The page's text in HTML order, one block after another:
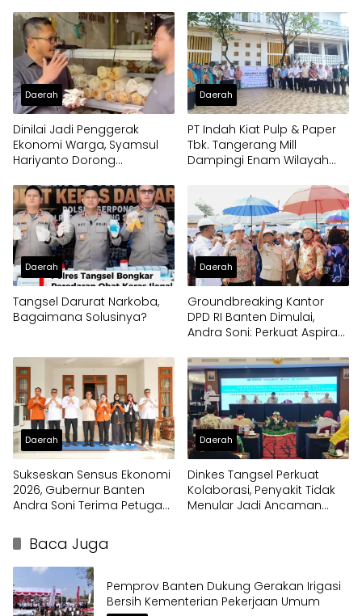
Daerah
Dinilai Jadi Penggerak
Ekonomi Warga, Syamsul
Hariyanto Dorong
Jamur Crispy di Serpong
Daerah
PT Indah Kiat Pulp & Paper
Tbk. Tangerang Mill
Dampingi Enam Wilayah
Daerah
Tangsel Darurat Narkoba,
Bagaimana Solusinya?
Daerah
Groundbreaking Kantor
DPD RI Banten Dimulai,
Andra Soni: Perkuat Aspirasi
Daerah
Sukseskan Sensus Ekonomi
2026, Gubernur Banten
Andra Soni Terima Petugas
Daerah
Dinkes Tangsel Perkuat
Kolaborasi, Penyakit Tidak
Menular Jadi Ancaman
Baca Juga
Pemprov Banten Dukung Gerakan Irigasi
Bersih Kementerian Pekerjaan Umum